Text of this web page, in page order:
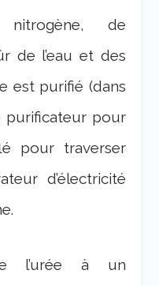
de
de l’eau et des
est purifié (dans
pour
pour traverser
d’électricité
l’urée à un